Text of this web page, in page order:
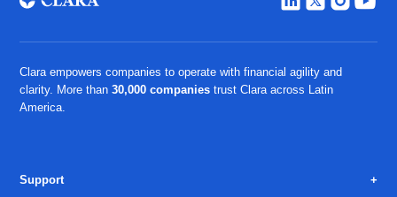
Clara empowers companies to operate with financial agility and
clarity. More than30,000 companiestrust Clara across Latin
America.
Support